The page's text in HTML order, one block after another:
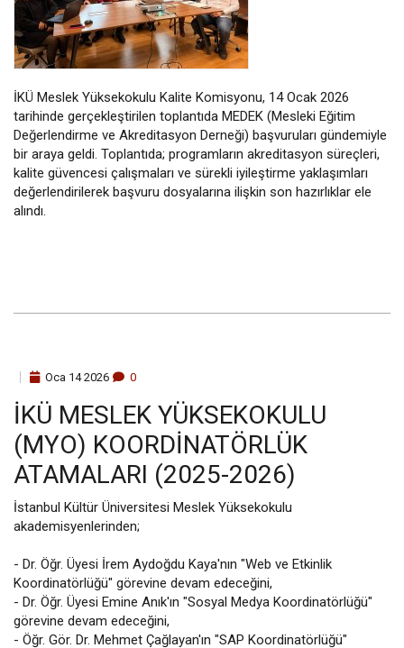
İKÜ Meslek Yüksekokulu Kalite Komisyonu, 14 Ocak 2026
tarihinde gerçekleştirilen toplantıda MEDEK (Mesleki Eğitim
Değerlendirme ve Akreditasyon Derneği) başvuruları gündemiyle
bir araya geldi. Toplantıda; programların akreditasyon süreçleri,
kalite güvencesi çalışmaları ve sürekli iyileştirme yaklaşımları
değerlendirilerek başvuru dosyalarına ilişkin son hazırlıklar ele
alındı.
Oca 14 2026 0
İKÜ MESLEK YÜKSEKOKULU
(MYO) KOORDINATÖRLÜK
ATAMALARI (2025-2026)
İstanbul Kültür Üniversitesi Meslek Yüksekokulu
akademisyenlerinden;
- Dr. Öğr. Üyesi İrem Aydoğdu Kaya'nın "Web ve Etkinlik
Koordinatörlüğü" görevine devam edeceğini,
- Dr. Öğr. Üyesi Emine Anık'ın "Sosyal Medya Koordinatörlüğü"
görevine devam edeceğini,
- Öğr. Gör. Dr. Mehmet Çağlayan'ın "SAP Koordinatörlüğü"